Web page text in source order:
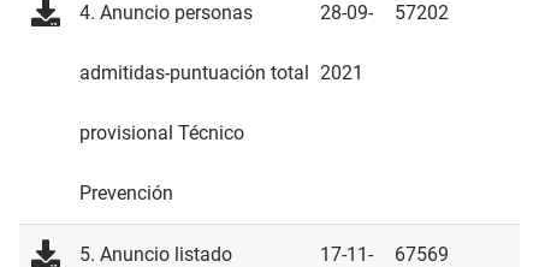
4. Anuncio personas
admitidas-puntuación total
provisional Técnico
Prevención
28-09-
2021
57202
5. Anuncio listado 17-11- 67569